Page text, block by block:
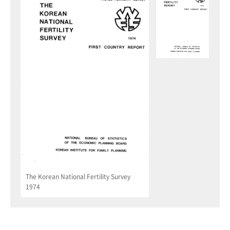
The Korean National Fertility Survey
1974